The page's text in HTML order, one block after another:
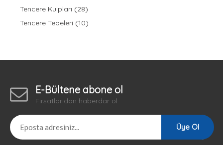
Tencere Kulpları (28)
Tencere Tepeleri (10)
E-Bültene abone ol
Fırsatlarıdan haberdar ol
Üye Ol